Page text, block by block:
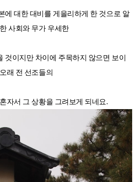
에 대한 대비를 게을리하게 한 것으로 알
사회와 무가 우세한
것이지만 차이에 주목하지 않으면 보이
래 전 선조들의
자서 그 상황을 그려보게 되네요.